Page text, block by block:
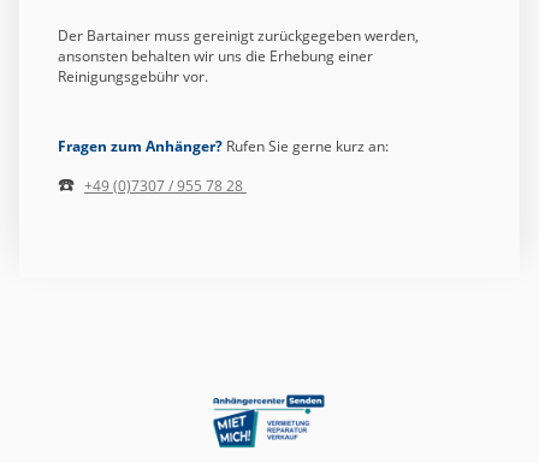
Der Bartainer muss gereinigt zurückgegeben werden,
ansonsten behalten wir uns die Erhebung einer
Reinigungsgebühr vor.
Fragen zum Anhänger? Rufen Sie gerne kurz an:
☎️ +49 (0)7307 / 955 78 28